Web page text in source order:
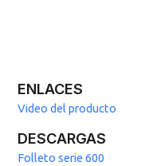
ENLACES
Video del producto
DESCARGAS
Folleto serie 600